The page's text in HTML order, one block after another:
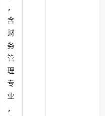
，
含
财
务
管
理
专
业
，